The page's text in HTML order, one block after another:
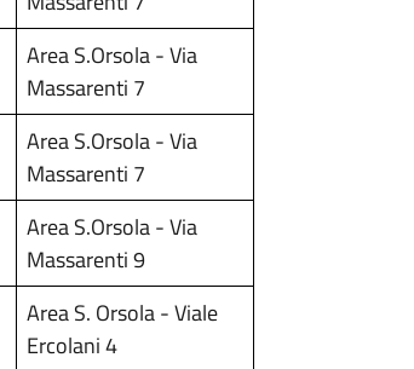
Area S.Orsola - Via
Massarenti 7
Area S.Orsola - Via
Massarenti 7
Area S.Orsola - Via
Massarenti 9
Area S. Orsola - Viale
Ercolani 4